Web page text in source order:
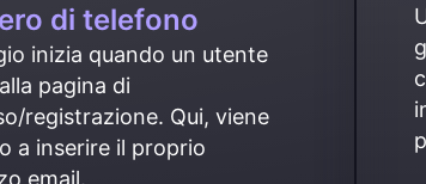
di telefono
inizia quando un utente
pagina di
registrazione. Qui, viene
a inserire il proprio
email.